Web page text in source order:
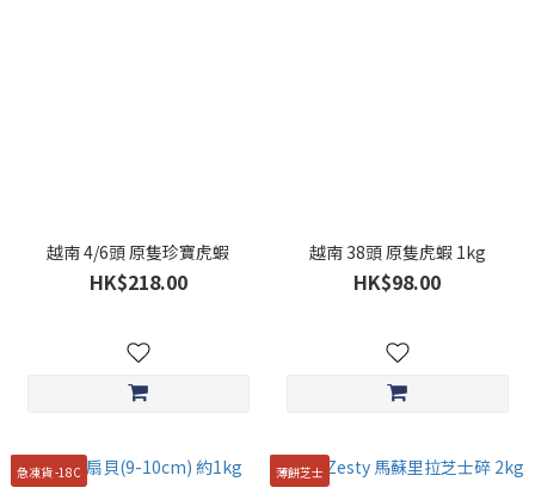
越南 4/6頭 原隻珍寶虎蝦
HK$218.00
越南 38頭 原隻虎蝦 1kg
HK$98.00
急凍貨 -18C 薄餅芝士